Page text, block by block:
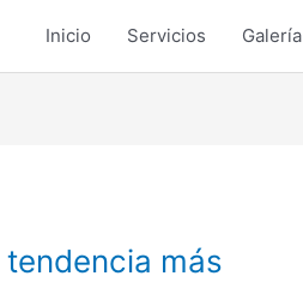
Inicio Servicios Galería
más